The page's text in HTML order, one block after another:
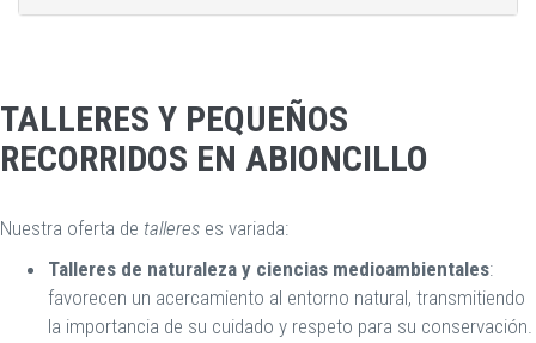
TALLERES Y PEQUEÑOS
RECORRIDOS EN ABIONCILLO
Nuestra oferta de talleres es variada:
Talleres de naturaleza y ciencias medioambientales:
favorecen un acercamiento al entorno natural, transmitiendo
la importancia de su cuidado y respeto para su conservación.